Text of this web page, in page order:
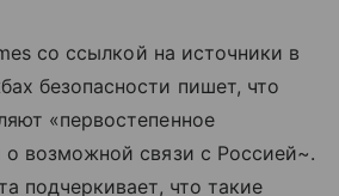
со ссылкой на источники в
безопасности пишет, что
«первостепенное
о возможной связи с Россией~.
подчеркивает, что такие